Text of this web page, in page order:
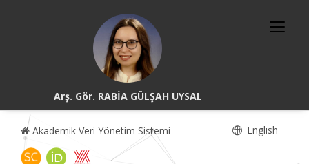
Arş. Gör. RABİA GÜLŞAH UYSAL
Akademik Veri Yönetim Sistemi English